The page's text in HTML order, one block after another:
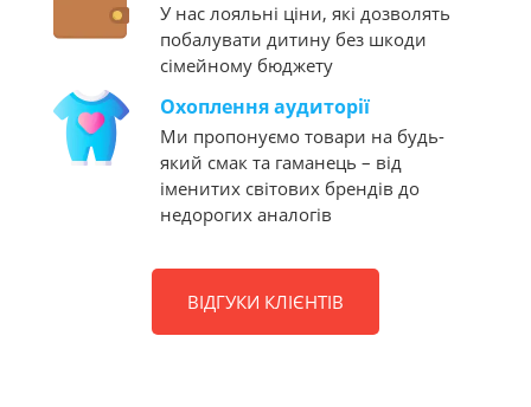
У нас лояльні ціни, які дозволять
побалувати дитину без шкоди
сімейному бюджету
Охоплення аудиторії
Ми пропонуємо товари на будь-
який смак та гаманець – від
іменитих світових брендів до
недорогих аналогів
ВІДГУКИ КЛІЄНТІВ